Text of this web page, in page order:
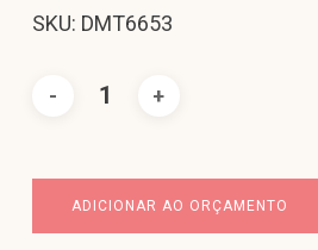
SKU: DMT6653
ADICIONAR AO ORÇAMENTO